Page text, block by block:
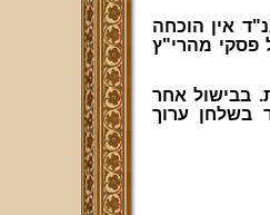
אין הוכחה
פסקי מהרי"ץ
בבישול אחר
בשלחן ערוך